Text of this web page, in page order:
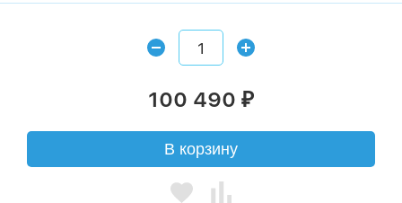
100 490 ₽
В корзину